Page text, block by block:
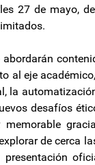
27 de mayo,
al eje
la
desafíos
de cerca